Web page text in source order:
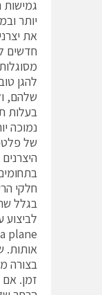
גמישות
יותר
את
חדשים
להגן
שלהם,
בעלות
נמוכה
של
חלקי
בגלל
לביצוע
אותות.
בצורה
זמן. אם